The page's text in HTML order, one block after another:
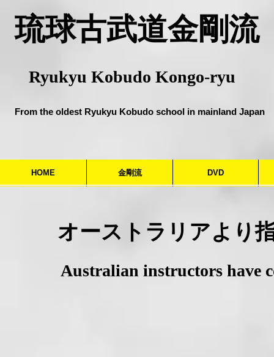
​琉球古武道金剛流
Ryukyu Kobudo Kongo-ryu
From the oldest Ryukyu Kobudo school in mainland Japan
HOME 金剛流 DVD
オーストラリアより
​Australian instructors have